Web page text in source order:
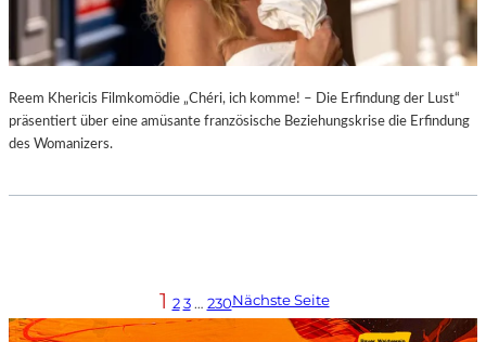
Reem Khericis Filmkomödie „Chéri, ich komme! – Die Erfindung der Lust“
präsentiert über eine amüsante französische Beziehungskrise die Erfindung
des Womanizers.
1 2 3 … 230Nächste Seite